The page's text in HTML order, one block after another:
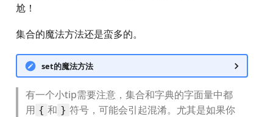
尬！
集合的魔法方法还是蛮多的。
set的魔法方法
有一个小tip需要注意，集合和字典的字面量中都
用 { 和 } 符号，可能会引起混淆。尤其是如果你